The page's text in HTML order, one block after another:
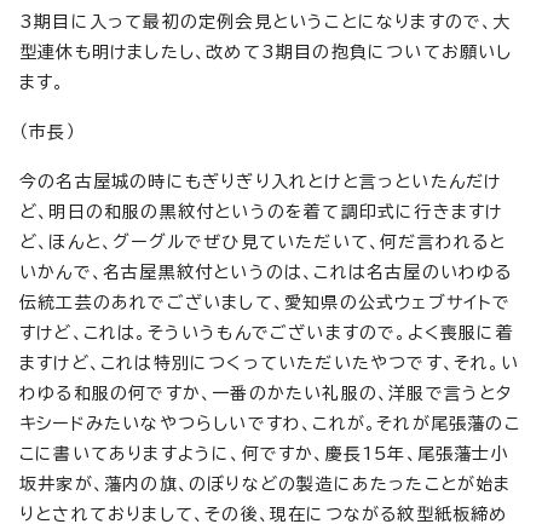
3期目に入って最初の定例会見ということになりますので、大
型連休も明けましたし、改めて3期目の抱負についてお願いし
ます。
（市長）
今の名古屋城の時にもぎりぎり入れとけと言っといたんだけ
ど、明日の和服の黒紋付というのを着て調印式に行きますけ
ど、ほんと、グーグルでぜひ見ていただいて、何だ言われると
いかんで、名古屋黒紋付というのは、これは名古屋のいわゆる
伝統工芸のあれでございまして、愛知県の公式ウェブサイトで
すけど、これは。そういうもんでございますので。よく喪服に着
ますけど、これは特別につくっていただいたやつです、それ。い
わゆる和服の何ですか、一番のかたい礼服の、洋服で言うとタ
キシードみたいなやつらしいですわ、これが。それが尾張藩のこ
こに書いてありますように、何ですか、慶長15年、尾張藩士小
坂井家が、藩内の旗、のぼりなどの製造にあたったことが始ま
りとされておりまして、その後、現在につながる紋型紙板締め